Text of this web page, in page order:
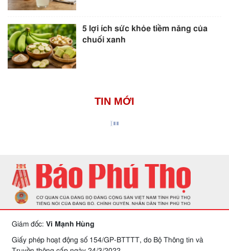
5 lợi ích sức khỏe tiềm năng của
chuối xanh
TIN MỚI
Giám đốc: Vi Mạnh Hùng
Giấy phép hoạt động số 154/GP-BTTTT, do Bộ Thông tin và